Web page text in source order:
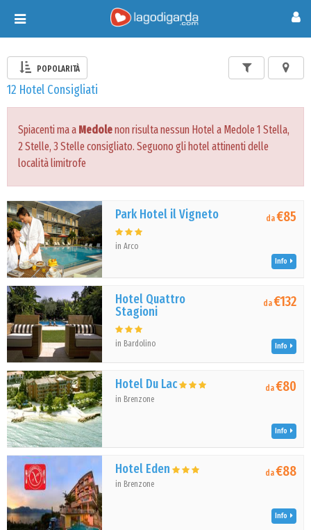
Toggle
navigation
POPOLARITÀ
12 Hotel Consigliati
Spiacenti ma a Medolenon risulta nessun Hotel a Medole 1 Stella,
2 Stelle, 3 Stelle consigliato. Seguono gli hotel attinenti delle
località limitrofe
Park Hotel il Vigneto
in Arco
da€85
Info
Hotel Quattro
Stagioni
in Bardolino
da€132
Info
Hotel Du Lac
in Brenzone
da€80
Info
Hotel Eden
in Brenzone
da€88
Info